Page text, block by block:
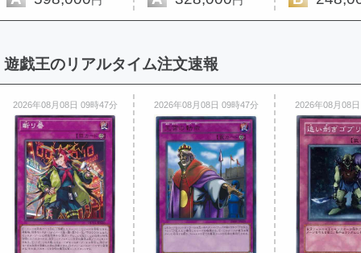
遊戯王のリアルタイム注文速報
2026年08月08日 09時47分 2026年08月08日 09時47分 2026年08月08